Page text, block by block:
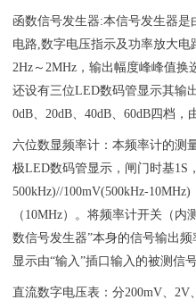
函数信号发生器:本信号发生器是
电路,数字电压指示及功率放大
2Hz～2MHz，输出幅度峰峰值换
还设有三位LED数码管显示其输
0dB、20dB、40dB、60dB四档，
六位数显频率计：本频率计的测
极LED数码管显示，闸门时基1S
500kHz)//100mV(500kHz-
（10MHz）。将频率计开关（内
数信号发生器”本身的信号输出
显示由“输入”插口输入的被测信
直流数字电压表：分200mV、2V